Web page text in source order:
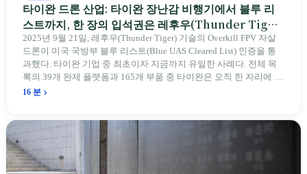
타이완 드론 산업: 타이완 장난감 비행기에서 블루 리
스트까지, 한 장의 입석권은 레후우(Thunder Tiger)
에게
2025년 9월 21일, 레후우(Thunder Tiger) 기술의 Overkill FPV 자살
드론이 미국 국방부 블루 리스트(Blue UAS Cleared List) 인증을 통
과했다. 타이완 기업 중 최초이자 지금까지 유일한 사례다. 전체 목
록의 39개 완제 플랫폼과 165개 부품 중 타이완은 오직 한 자리에 불
과하다. 2026년 4월, 미국 양당 소속 상원의원 4명이 《타이완을 위
를 드러낸다: 타이완의 진입이 너무 느려 미국 스스로가 입법을 통해
장벽을 낮춰야 한다는 점이다. 타이완에서 46년간 원격 조종 장난감
비행기를 만들어 온 한 회사가 오하이오주에 두 번째 공장을 건설할
계획을 세우고 있다.
16 분